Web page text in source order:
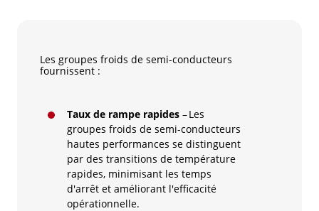
Les groupes froids de semi-conducteurs
fournissent :
Taux de rampe rapides – Les
groupes froids de semi-conducteurs
hautes performances se distinguent
par des transitions de température
rapides, minimisant les temps
d'arrêt et améliorant l'efficacité
opérationnelle.